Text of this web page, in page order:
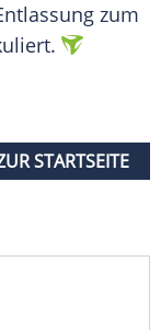
zum
STARTSEITE